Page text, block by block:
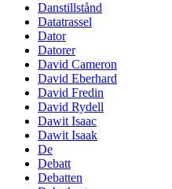
Danstillstånd
Datatrassel
Dator
Datorer
David Cameron
David Eberhard
David Fredin
David Rydell
Dawit Isaac
Dawit Isaak
De
Debatt
Debatten